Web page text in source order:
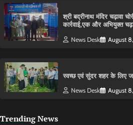
श्री बद्रीनाथ मंदिर चढ़ावा
कार्रवाई,एक और अभियुक्त
News Desk August
स्वच्छ एवं सुंदर शहर के लिए
News Desk August
Trending News